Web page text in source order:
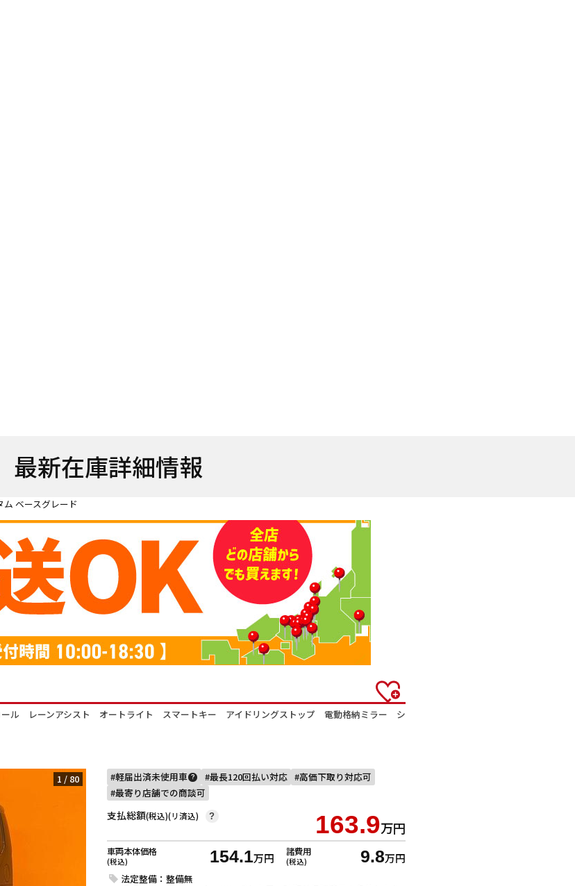
最新在庫詳細情報
ム ベースグレード
ル レーンアシスト オートライト スマートキー アイドリングストップ 電動格納ミラー シ
1 / 80 軽届出済未使用車 ? 最長120回払い対応
高価下取り対応可
最寄り店舗での商談可
支払総額(税込)(リ済込) 163.9万円
?
車両本体価格
(税込) 154.1万円 諸費用
(税込) 9.8万円
法定整備：整備無